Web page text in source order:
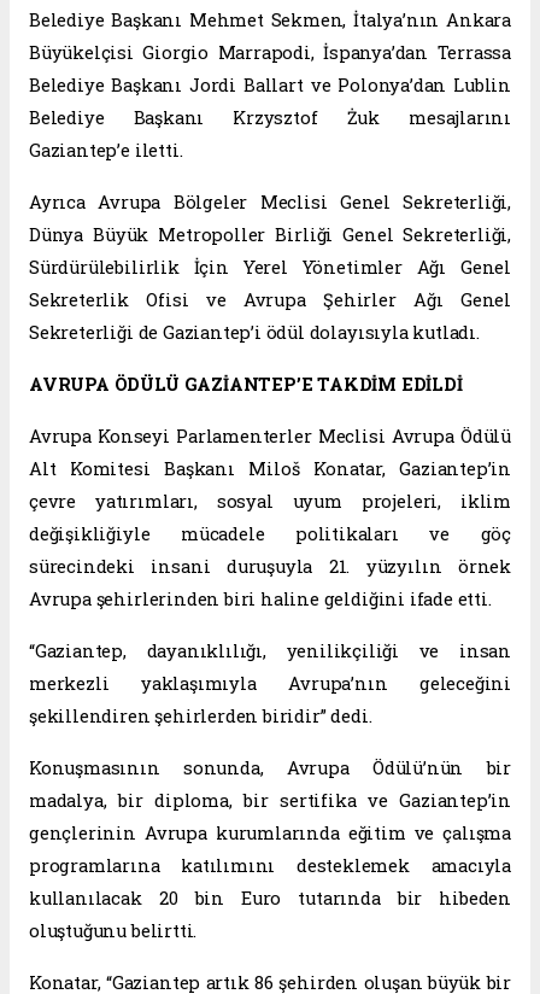
Belediye Başkanı Mehmet Sekmen, İtalya’nın Ankara
Büyükelçisi Giorgio Marrapodi, İspanya’dan Terrassa
Belediye Başkanı Jordi Ballart ve Polonya’dan Lublin
Belediye Başkanı Krzysztof Żuk mesajlarını
Gaziantep’e iletti.
Ayrıca Avrupa Bölgeler Meclisi Genel Sekreterliği,
Dünya Büyük Metropoller Birliği Genel Sekreterliği,
Sürdürülebilirlik İçin Yerel Yönetimler Ağı Genel
Sekreterlik Ofisi ve Avrupa Şehirler Ağı Genel
Sekreterliği de Gaziantep’i ödül dolayısıyla kutladı.
AVRUPA ÖDÜLÜ GAZİANTEP’E TAKDİM EDİLDİ
Avrupa Konseyi Parlamenterler Meclisi Avrupa Ödülü
Alt Komitesi Başkanı Miloš Konatar, Gaziantep’in
çevre yatırımları, sosyal uyum projeleri, iklim
değişikliğiyle mücadele politikaları ve göç
sürecindeki insani duruşuyla 21. yüzyılın örnek
Avrupa şehirlerinden biri haline geldiğini ifade etti.
“Gaziantep, dayanıklılığı, yenilikçiliği ve insan
merkezli yaklaşımıyla Avrupa’nın geleceğini
şekillendiren şehirlerden biridir” dedi.
Konuşmasının sonunda, Avrupa Ödülü’nün bir
madalya, bir diploma, bir sertifika ve Gaziantep’in
gençlerinin Avrupa kurumlarında eğitim ve çalışma
programlarına katılımını desteklemek amacıyla
kullanılacak 20 bin Euro tutarında bir hibeden
oluştuğunu belirtti.
Konatar, “Gaziantep artık 86 şehirden oluşan büyük bir